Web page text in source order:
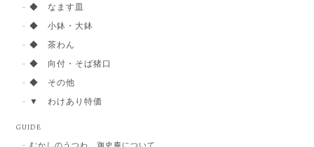
◆ なます皿
◆ 小鉢・大鉢
◆ 茶わん
◆ 向付・そば猪口
◆ その他
▼ わけあり特価
GUIDE